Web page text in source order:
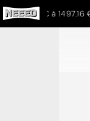
€ à 1497.16 €